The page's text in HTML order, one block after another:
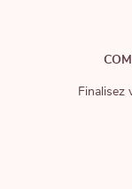
Finalisez